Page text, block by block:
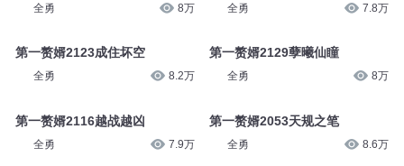
全勇 8万
第一赘婿2123成住坏空
全勇 8.2万
第一赘婿2116越战越凶
全勇 7.9万
全勇 7.8万
第一赘婿2129孽曦仙瞳
全勇 8万
第一赘婿2053天规之笔
全勇 8.6万